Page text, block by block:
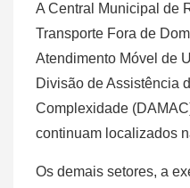
A Central Municipal de
Transporte Fora de
Atendimento Móvel de
Divisão de Assistência
Complexidade
continuam localizados
Os demais setores, a